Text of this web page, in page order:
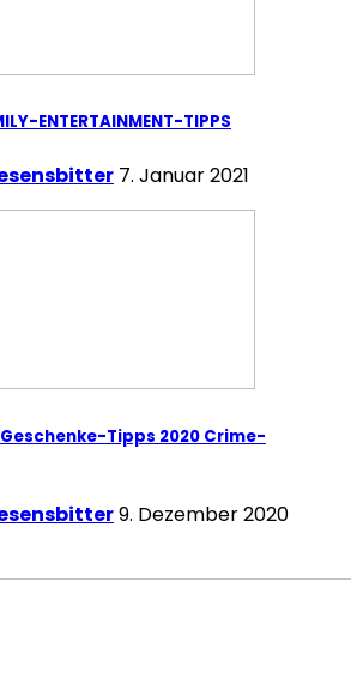
ENTERTAINMENT-TIPPS
7. Januar 2021
Tipps 2020 Crime-
9. Dezember 2020